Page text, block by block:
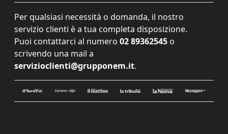
Per qualsiasi necessità o domanda, il nostro
servizio clienti è a tua completa disposizione.
Puoi contattarci al numero 02 89362545 o
scrivendo una mail a
servizioclienti@grupponem.it.